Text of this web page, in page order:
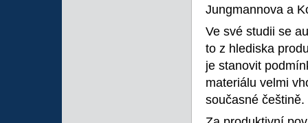
Jungmannova a
Ve své studii se
to z hlediska
je stanovit
materiálu velmi
současné češtině.